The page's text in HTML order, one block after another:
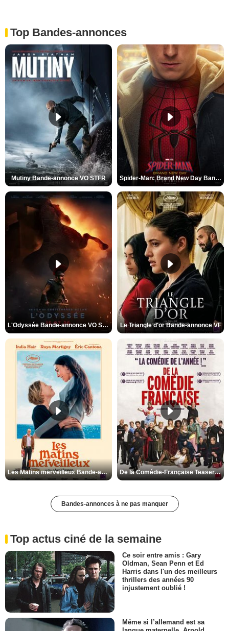
Top Bandes-annonces
Mutiny Bande-annonce VO STFR Spider-Man: Brand New Day Bande-annonce VO STFR
L'Odyssée Bande-annonce VO STFR Le Triangle d'or Bande-annonce VF
Les Matins merveilleux Bande-annonce VF De la Comédie-Française Teaser VF
Bandes-annonces à ne pas manquer
Top actus ciné de la semaine
Ce soir entre amis : Gary
Oldman, Sean Penn et Ed
Harris dans l'un des meilleurs
thrillers des années 90
injustement oublié !
Même si l’allemand est sa